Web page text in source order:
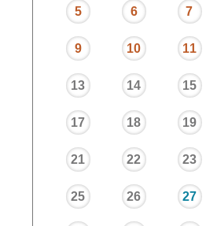
5 6 7
9 10 11
13 14 15
17 18 19
21 22 23
25 26 27